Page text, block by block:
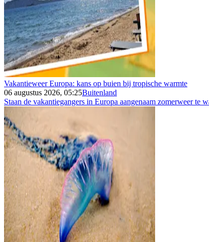
Vakantieweer Europa: kans op buien bij tropische warmte
06 augustus 2026, 05:25Buitenland
Staan de vakantiegangers in Europa aangenaam zomerweer te